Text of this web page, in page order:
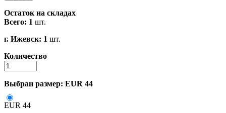
Остаток на складах
Всего: 1 шт.
г. Ижевск: 1 шт.
Количество
Выбран размер: EUR 44
EUR 44